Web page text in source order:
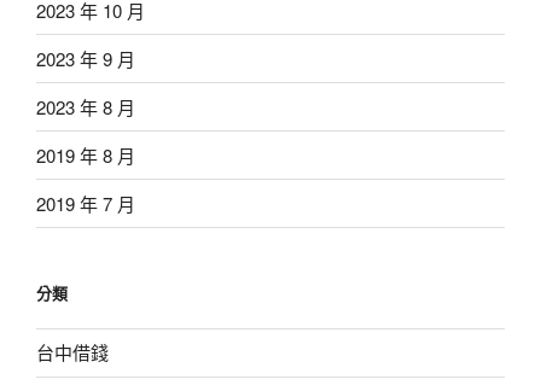
2023 年 10 月
2023 年 9 月
2023 年 8 月
2019 年 8 月
2019 年 7 月
分類
台中借錢